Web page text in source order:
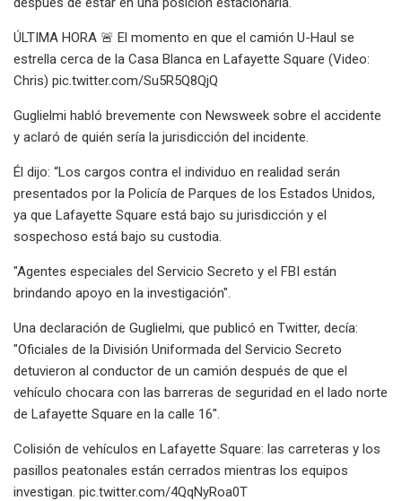
ÚLTIMA HORA 🚨 El momento en que el camión U-Haul se
estrella cerca de la Casa Blanca en Lafayette Square (Video:
Chris) pic.twitter.com/Su5R5Q8QjQ
Guglielmi habló brevemente con Newsweek sobre el accidente
y aclaró de quién sería la jurisdicción del incidente.
Él dijo: “Los cargos contra el individuo en realidad serán
presentados por la Policía de Parques de los Estados Unidos,
ya que Lafayette Square está bajo su jurisdicción y el
sospechoso está bajo su custodia.
"Agentes especiales del Servicio Secreto y el FBI están
brindando apoyo en la investigación".
Una declaración de Guglielmi, que publicó en Twitter, decía:
"Oficiales de la División Uniformada del Servicio Secreto
detuvieron al conductor de un camión después de que el
vehículo chocara con las barreras de seguridad en el lado norte
de Lafayette Square en la calle 16".
Colisión de vehículos en Lafayette Square: las carreteras y los
pasillos peatonales están cerrados mientras los equipos
investigan. pic.twitter.com/4QqNyRoa0T